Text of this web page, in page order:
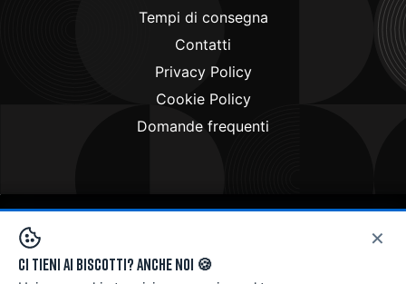
Tempi di consegna
Contatti
Privacy Policy
Cookie Policy
Domande frequenti
Copyright © 2024 . All rights reserved
×
Ci tieni ai biscotti? Anche noi 🍪